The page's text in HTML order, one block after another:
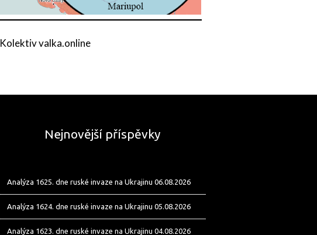
Kolektiv valka.online
Nejnovější příspěvky
Analýza 1625. dne ruské invaze na Ukrajinu 06.08.2026
Analýza 1624. dne ruské invaze na Ukrajinu 05.08.2026
Analýza 1623. dne ruské invaze na Ukrajinu 04.08.2026